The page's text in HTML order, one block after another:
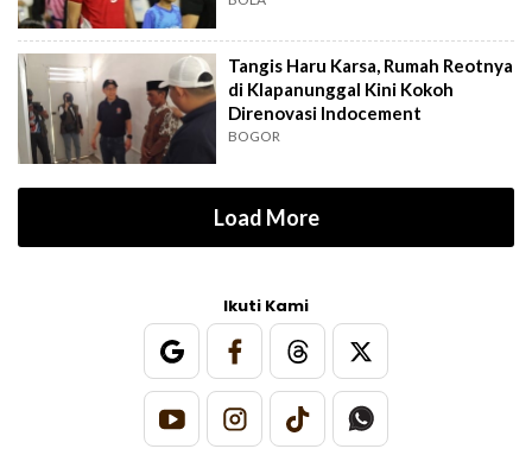
Tangis Haru Karsa, Rumah Reotnya
di Klapanunggal Kini Kokoh
Direnovasi Indocement
BOGOR
Load More
Ikuti Kami